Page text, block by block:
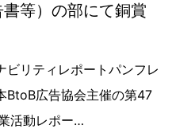
等）の部にて銅賞
賞の企業活動レポー
ビリティレポートパンフレ
BtoB広告協会主催の第47
活動レポー…